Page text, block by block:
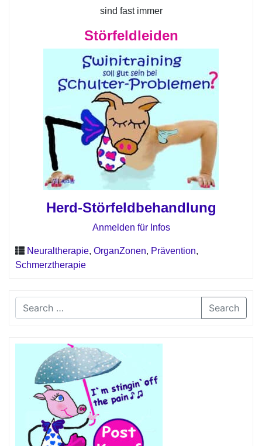
sind fast immer
Störfeldleiden
Herd-Störfeldbehandlung
Anmelden für Infos
Neuraltherapie, OrganZonen, Prävention,
Schmerztherapie
Search